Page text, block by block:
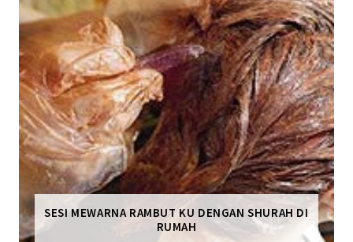
SESI MEWARNA RAMBUT KU DENGAN SHURAH DI
RUMAH